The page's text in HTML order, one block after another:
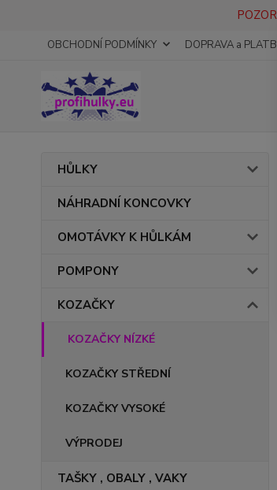
OBCHODNÍ PODMÍNKY DOPRAVA a
HŮLKY
NÁHRADNÍ KONCOVKY
OMOTÁVKY K HŮLKÁM
POMPONY
KOZAČKY
KOZAČKY NÍZKÉ
KOZAČKY STŘEDNÍ
KOZAČKY VYSOKÉ
VÝPRODEJ
TAŠKY , OBALY , VAKY